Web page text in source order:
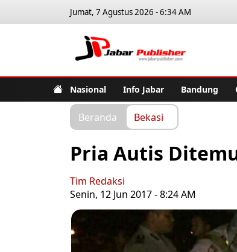
Jumat, 7 Agustus 2026 - 6:34 AM
Nasional Info Jabar Bandung
Beranda Bekasi
Pria Autis
Tim Redaksi
Senin, 12 Jun 2017 - 8:24 AM